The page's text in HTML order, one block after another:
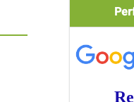
Scholar